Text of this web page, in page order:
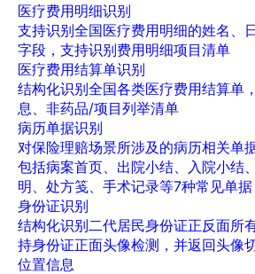
医疗费用明细识别
支持识别全国医疗费用明细的姓名、
字段，支持识别费用明细项目清单
医疗费用结算单识别
结构化识别全国各类医疗费用结算单
息、非药品/项目列举清单
病历单据识别
对保险理赔场景所涉及的病历相关单
包括病案首页、出院小结、入院小结
明、处方笺、手术记录等7种常见单据
身份证识别
结构化识别二代居民身份证正反面所
持身份证正面头像检测，并返回头像
位置信息